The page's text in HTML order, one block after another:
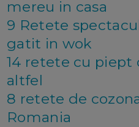
mereu in casa
9 Retete
gatit in wok
14 retete cu piept
altfel
8 retete de
Romania